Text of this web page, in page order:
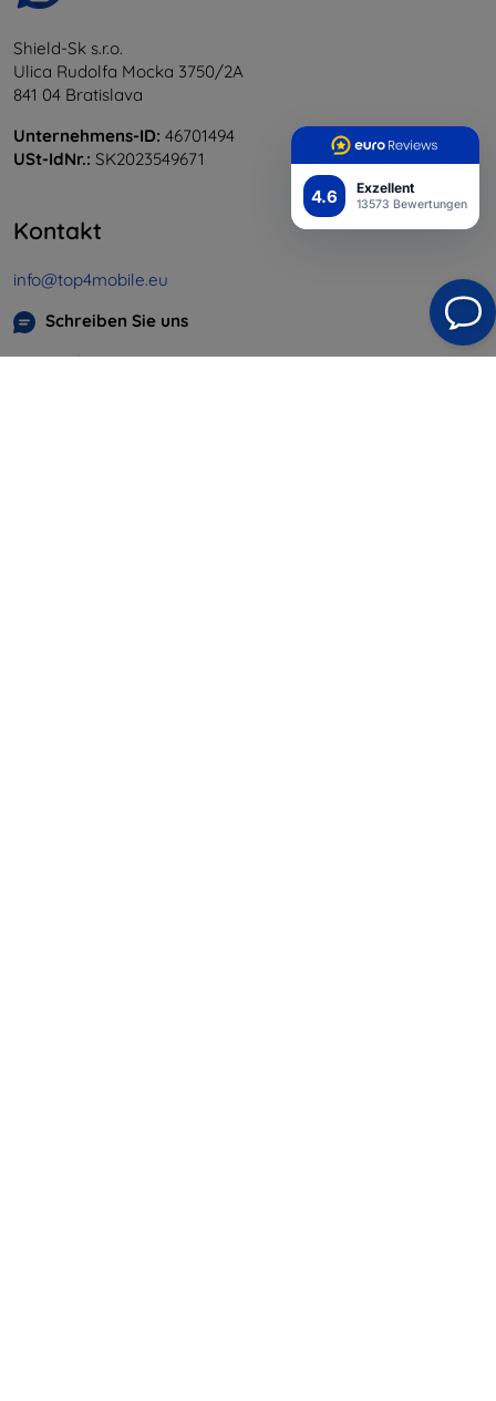
4.6 Exzellent
13573 Bewertungen
Shield-Sk s.r.o.
Ulica Rudolfa Mocka 3750/2A
841 04 Bratislava
Unternehmens-ID: 46701494
USt-IdNr.: SK2023549671
Kontakt
info@top4mobile.eu
Schreiben Sie uns
Montag bis Freitag: